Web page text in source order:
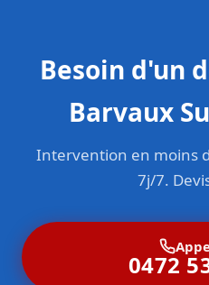
Besoin d'un
Barvaux
Intervention en moins
7j/7.
0472